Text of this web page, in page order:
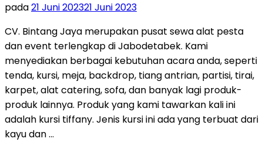
pada21 Juni 202321 Juni 2023
CV. Bintang Jaya merupakan pusat sewa alat pesta
dan event terlengkap di Jabodetabek. Kami
menyediakan berbagai kebutuhan acara anda, seperti
tenda, kursi, meja, backdrop, tiang antrian, partisi, tirai,
karpet, alat catering, sofa, dan banyak lagi produk-
produk lainnya. Produk yang kami tawarkan kali ini
adalah kursi tiffany. Jenis kursi ini ada yang terbuat dari
kayu dan …